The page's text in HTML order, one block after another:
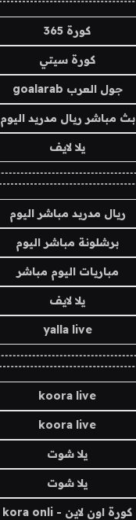
كورة 365
كورة سيتي
جول العرب goalarab
بث مباشر ريال مدريد اليوم
يلا لايف
ريال مدريد مباشر اليوم
برشلونة مباشر اليوم
مباريات اليوم مباشر
يلا لايف
yalla live
koora live
koora live
يلا شوت
يلا شوت
كورة اون لاين - kora onli